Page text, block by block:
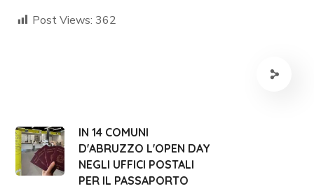
Post Views: 362
IN 14 COMUNI
D'ABRUZZO L'OPEN DAY
NEGLI UFFICI POSTALI
PER IL PASSAPORTO